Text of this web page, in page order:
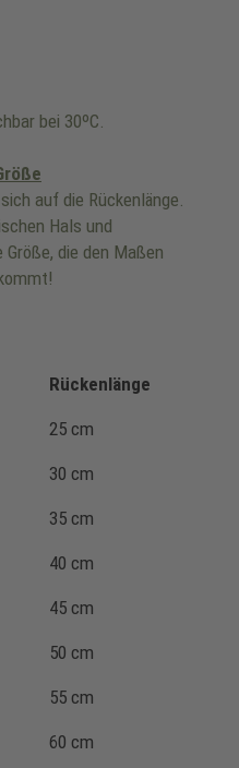
bei 30ºC.
auf die Rückenlänge.
Hals und
die den Maßen
Rückenlänge
25 cm
30 cm
35 cm
40 cm
45 cm
50 cm
55 cm
60 cm